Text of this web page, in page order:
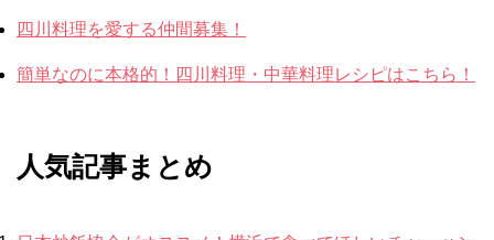
四川料理を愛する仲間募集！
簡単なのに本格的！四川料理・中華料理レシピはこちら！
人気記事まとめ